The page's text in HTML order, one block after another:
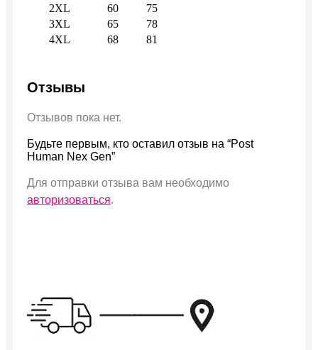
2XL
60
75
3XL
65
78
4XL
68 81
Отзывы
Отзывов пока нет.
Будьте первым, кто оставил отзыв на “Post
Human Nex Gen”
Для отправки отзыва вам необходимо
авторизоваться.